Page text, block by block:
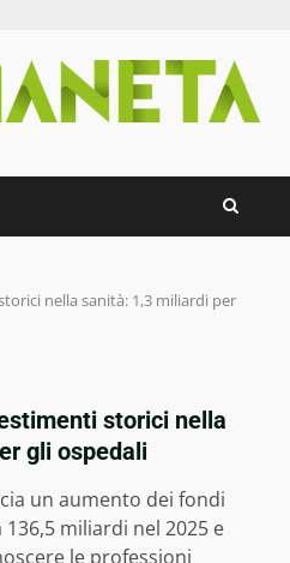
nella sanità: 1,3 miliardi per
storici nella
gli ospedali
un aumento dei fondi
miliardi nel 2025 e
le professioni